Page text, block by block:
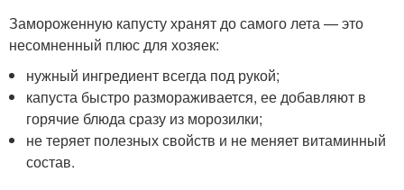
Замороженную капусту хранят до самого лета — это
несомненный плюс для хозяек:
нужный ингредиент всегда под рукой;
капуста быстро размораживается, ее добавляют в
горячие блюда сразу из морозилки;
не теряет полезных свойств и не меняет витаминный
состав.